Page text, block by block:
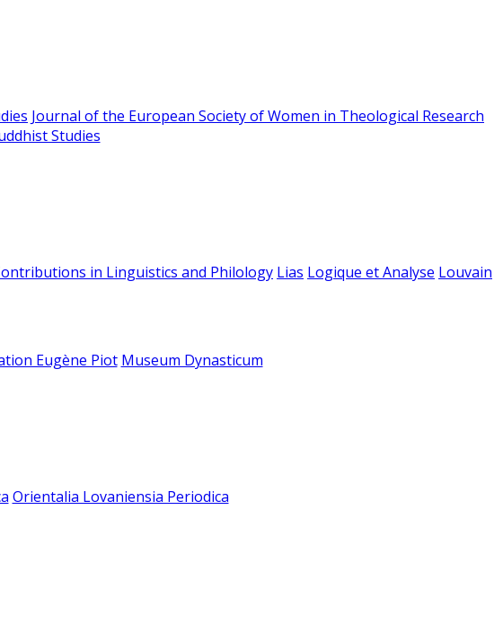
Journal of the European Society of Women in Theological Research
Studies
in Linguistics and Philology Lias Logique et Analyse Louvain
Eugène Piot Museum Dynasticum
Orientalia Lovaniensia Periodica